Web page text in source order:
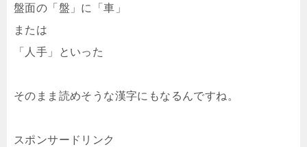
盤面の「盤」に「車」
または
「人手」といった
そのまま読めそうな漢字にもなるんですね。
スポンサードリンク